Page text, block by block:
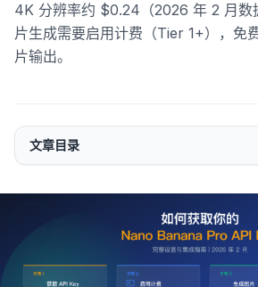
4K 分辨率约 $0.24（2026 年 2 月数
片生成需要启用计费（Tier 1+），免
片输出。
文章目录